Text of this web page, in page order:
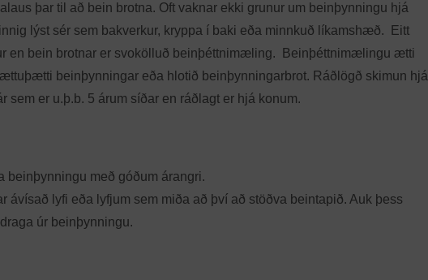
þar til að bein brotna. Oft vaknar ekki grunur um beinþynningu hjá
lýst sér sem bakverkur, kryppa í baki eða minnkuð líkamshæð. Eitt
en bein brotnar er svokölluð beinþéttnimæling. Beinþéttnimælingu ætti
beinþynningar eða hlotið beinþynningarbrot. Ráðlögð skimun hjá
er u.þ.b. 5 árum síðar en ráðlagt er hjá konum.
með góðum árangri.
ávísað lyfi eða lyfjum sem miða að því að stöðva beintapið. Auk þess
úr beinþynningu.